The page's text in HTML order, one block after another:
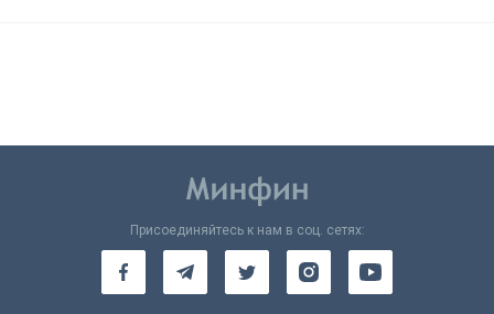
Присоединяйтесь к нам в соц. сетях: